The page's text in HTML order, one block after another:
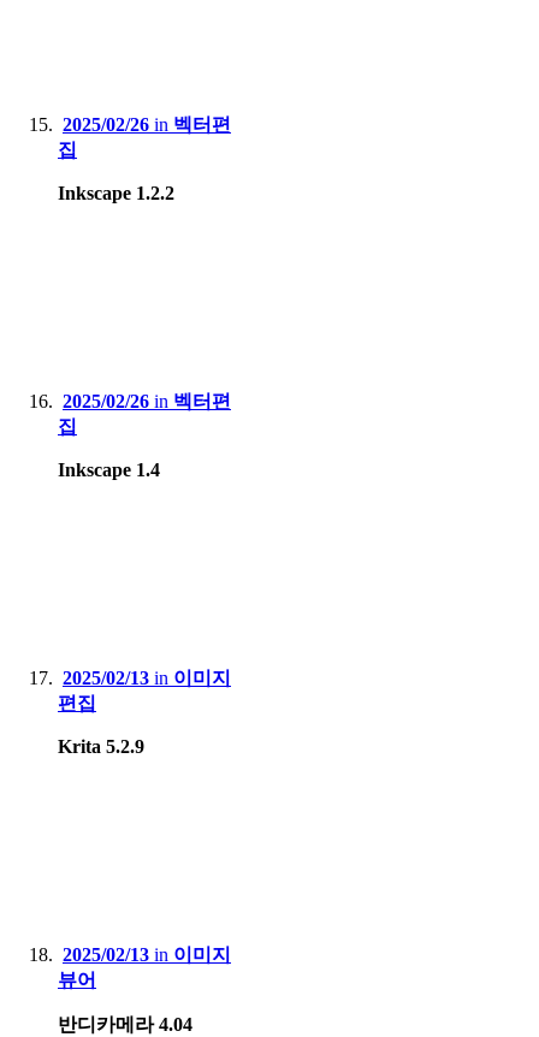
2025/02/26 in 벡터편
집
Inkscape 1.2.2
2025/02/26 in 벡터편
집
Inkscape 1.4
2025/02/13 in 이미지
편집
Krita 5.2.9
2025/02/13 in 이미지
뷰어
반디카메라 4.04